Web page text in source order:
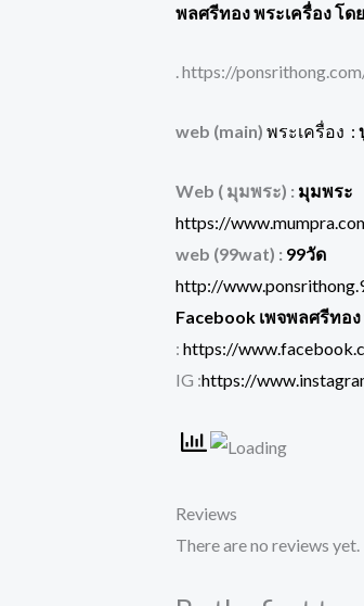
พลศรีทอง พระเครื่อง โด
. https://
web (main) พระเครื่อง :
Web ( มุมพระ) : มุมพระ
https://
web (99wat) : 99วัด
http://
Facebook เพจพลศรีทอง
: https://
IG :https://
Reviews
There are no reviews yet.